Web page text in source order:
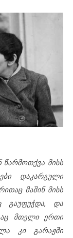
წარმოთქვა მისს
დაკარგული
მაშინ მისს
გაუფუჭდა, და
მთელი ერთი
კი გარაჟში